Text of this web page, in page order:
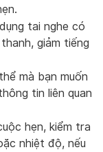
tai nghe có
giảm tiếng
mà bạn muốn
tin liên quan
hẹn, kiểm tra
nhiệt độ, nếu